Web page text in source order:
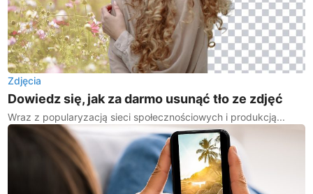
Zdjęcia
Dowiedz się, jak za darmo usunąć tło ze zdjęć
Wraz z popularyzacją sieci społecznościowych i produkcją...